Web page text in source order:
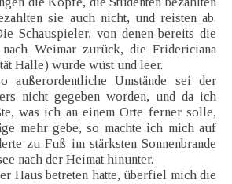
sie auch nicht, und reisten ab.
Schauspieler, von denen bereits die
Weimar zurück, die Fridericiana
Halle) wurde wüst und leer.
außerordentliche Umstände sei der
nicht gegeben worden, und da ich
was ich an einem Orte ferner solle,
mehr gebe, so machte ich mich auf
zu Fuß im stärksten Sonnenbrande
nach der Heimat hinunter.
Haus betreten hatte, überfiel mich die